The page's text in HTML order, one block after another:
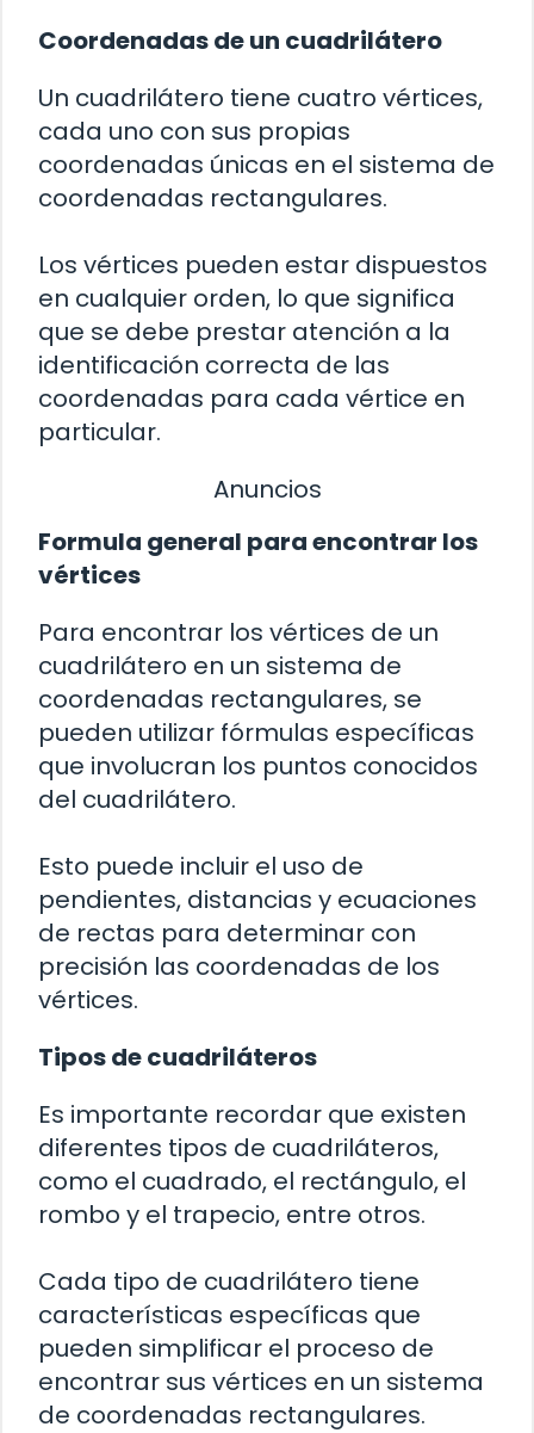
Coordenadas de un cuadrilátero
Un cuadrilátero tiene cuatro vértices,
cada uno con sus propias
coordenadas únicas en el sistema de
coordenadas rectangulares.
Los vértices pueden estar dispuestos
en cualquier orden, lo que significa
que se debe prestar atención a la
identificación correcta de las
coordenadas para cada vértice en
particular.
Anuncios
Formula general para encontrar los
vértices
Para encontrar los vértices de un
cuadrilátero en un sistema de
coordenadas rectangulares, se
pueden utilizar fórmulas específicas
que involucran los puntos conocidos
del cuadrilátero.
Esto puede incluir el uso de
pendientes, distancias y ecuaciones
de rectas para determinar con
precisión las coordenadas de los
vértices.
Tipos de cuadriláteros
Es importante recordar que existen
diferentes tipos de cuadriláteros,
como el cuadrado, el rectángulo, el
rombo y el trapecio, entre otros.
Cada tipo de cuadrilátero tiene
características específicas que
pueden simplificar el proceso de
encontrar sus vértices en un sistema
de coordenadas rectangulares.